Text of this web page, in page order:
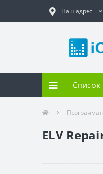
Наш адрес
Список
ELV